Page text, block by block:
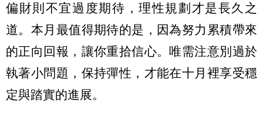
偏財則不宜過度期待，理性規劃才是長久之
道。本月最值得期待的是，因為努力累積帶來
的正向回報，讓你重拾信心。唯需注意別過於
執著小問題，保持彈性，才能在十月裡享受穩
定與踏實的進展。